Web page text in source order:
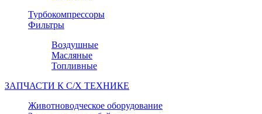
Турбокомпрессоры
Фильтры
Воздушные
Масляные
Топливные
ЗАПЧАСТИ К С/Х ТЕХНИКЕ
Животноводческое оборудование